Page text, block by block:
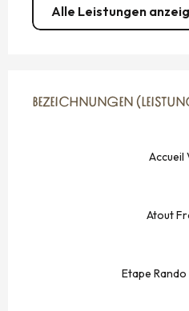
Alle Leistungen
BEZEICHNUNGEN
BEZEICHNUNGEN
Accueil
Atout
Etape